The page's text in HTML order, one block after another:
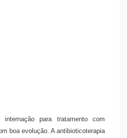
para tratamento com
boa evolução. A antibioticoterapia